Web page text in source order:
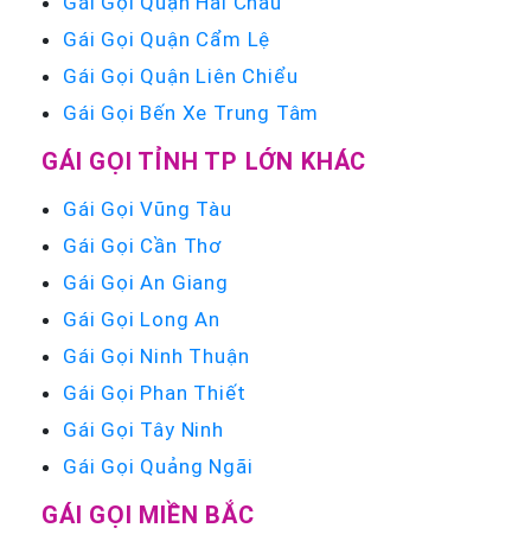
Gái Gọi Quận Cẩm Lệ
Gái Gọi Quận Liên Chiểu
Gái Gọi Bến Xe Trung Tâm
GÁI GỌI TỈNH TP LỚN KHÁC
Gái Gọi Vũng Tàu
Gái Gọi Cần Thơ
Gái Gọi An Giang
Gái Gọi Long An
Gái Gọi Ninh Thuận
Gái Gọi Phan Thiết
Gái Gọi Tây Ninh
Gái Gọi Quảng Ngãi
GÁI GỌI MIỀN BẮC